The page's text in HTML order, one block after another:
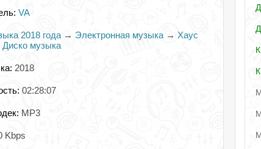
VA
2018 года → Электронная музыка → Хаус
Диско музыка
2018
02:28:07
MP3
Kbps